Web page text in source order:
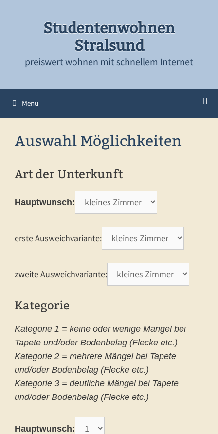
Studentenwohnen
Stralsund
preiswert wohnen mit schnellem Internet
Menü
Auswahl Möglichkeiten
Art der Unterkunft
Hauptwunsch:
erste Ausweichvariante:
zweite Ausweichvariante:
Kategorie
Kategorie 1 = keine oder wenige Mängel bei
Tapete und/oder Bodenbelag (Flecke etc.)
Kategorie 2 = mehrere Mängel bei Tapete
und/oder Bodenbelag (Flecke etc.)
Kategorie 3 = deutliche Mängel bei Tapete
und/oder Bodenbelag (Flecke etc.)
Hauptwunsch: